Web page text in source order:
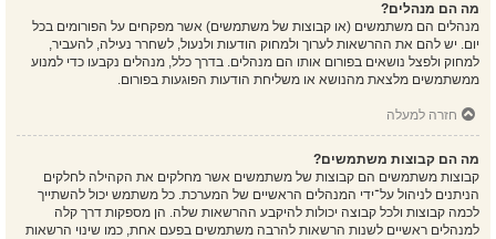
מה הם מנהלים?
מנהלים הם משתמשים (או קבוצות של משתמשים) אשר מפקחים על הפורומים בכל
יום. יש להם את ההרשאות לערוך ולמחוק הודעות ולנעול, לשחרר נעילה, להעביר,
למחוק ולפצל נושאים בפורום אותו הם מנהלים. בדרך כלל, מנהלים נקבעו כדי למנוע
ממשתמשים מלצאת מהנושא או משליחת הודעות הפוגעות בפורום.
חזרה למעלה
מה הם קבוצות משתמשים?
קבוצות משתמשים הם קבוצות של משתמשים אשר מחלקים את הקהילה לחלקים
הניתנים לניהול על־ידי המנהלים הראשיים של המערכת. כל משתמש יכול להשתייך
לכמה קבוצות ולכל קבוצה יכולות להיקבע ההרשאות שלה. הן מספקות דרך קלה
למנהלים ראשיים לשנות הרשאות להרבה משתמשים בפעם אחת, כמו שינוי הרשאות